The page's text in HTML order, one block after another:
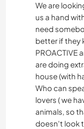
We are
us a hand
need
better if they
PROACTIVE
are doing
house (with
Who can
lovers ( we
animals, so
doesn't look